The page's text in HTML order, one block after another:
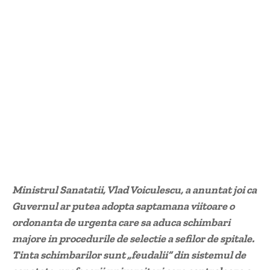
Ministrul Sanatatii, Vlad Voiculescu, a anuntat joi ca
Guvernul ar putea adopta saptamana viitoare o
ordonanta de urgenta care sa aduca schimbari
majore in procedurile de selectie a sefilor de spitale.
Tinta schimbarilor sunt „feudalii” din sistemul de